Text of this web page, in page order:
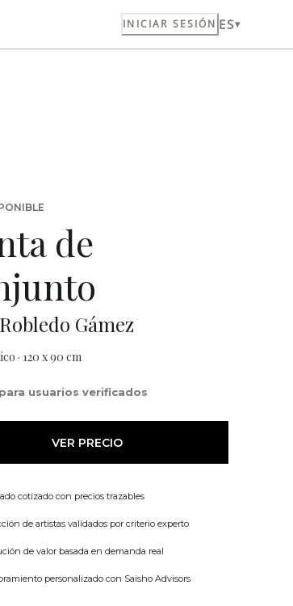
INICIAR SESIÓN ES
de
Gámez
· 120 x 90 cm
usuarios verificados
VER PRECIO
cotizado con precios trazables
de artistas validados por criterio experto
de valor basada en demanda real
personalizado con Saisho Advisors